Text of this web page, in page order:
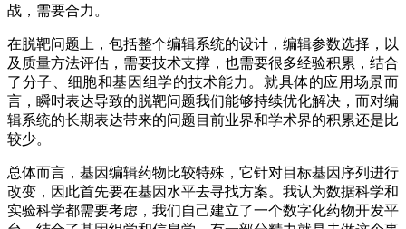
战，需要合力。
在脱靶问题上，包括整个编辑系统的设计，编辑参数选择，以
及质量方法评估，需要技术支撑，也需要很多经验积累，结合
了分子、细胞和基因组学的技术能力。就具体的应用场景而
言，瞬时表达导致的脱靶问题我们能够持续优化解决，而对编
辑系统的长期表达带来的问题目前业界和学术界的积累还是比
较少。
总体而言，基因编辑药物比较特殊，它针对目标基因序列进行
改变，因此首先要在基因水平去寻找方案。我认为数据科学和
实验科学都需要考虑，我们自己建立了一个数字化药物开发平